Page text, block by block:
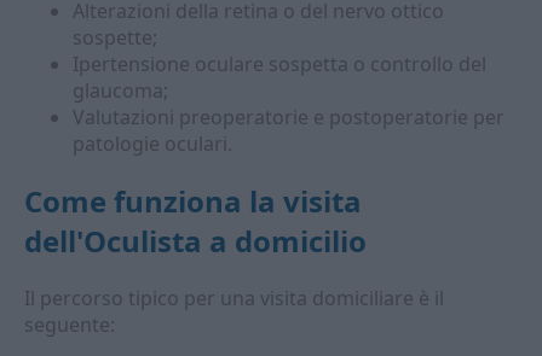
Alterazioni della retina o del nervo ottico
sospette;
Ipertensione oculare sospetta o controllo del
glaucoma;
Valutazioni preoperatorie e postoperatorie per
patologie oculari.
Come funziona la visita
dell'Oculista a domicilio
Il percorso tipico per una visita domiciliare è il
seguente: